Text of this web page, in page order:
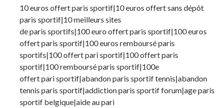
10 euros offert paris sportif|10 euros offert sans dépôt
paris sportif|10 meilleurs sites
de paris sportifs|100 euro offert paris sportif|100 euros
offert paris sportif|100 euros remboursé paris
sportifs|100 offert pari sportif|100 offert paris
sportif|100 remboursé paris sportif|100e
offert pari sportif|abandon paris sportif tennis|abandon
tennis paris sportif|addiction paris sportif forum|age paris
sportif belgique|aide au pari